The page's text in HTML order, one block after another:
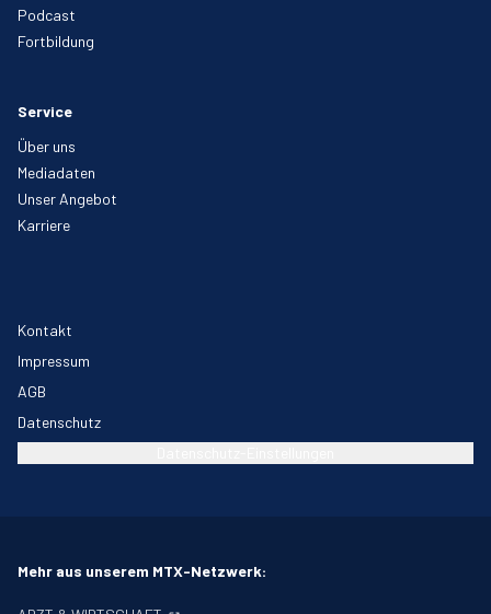
Podcast
Fortbildung
Service
Über uns
Mediadaten
Unser Angebot
Karriere
Kontakt
Impressum
AGB
Datenschutz
Mehr aus unserem MTX-Netzwerk: